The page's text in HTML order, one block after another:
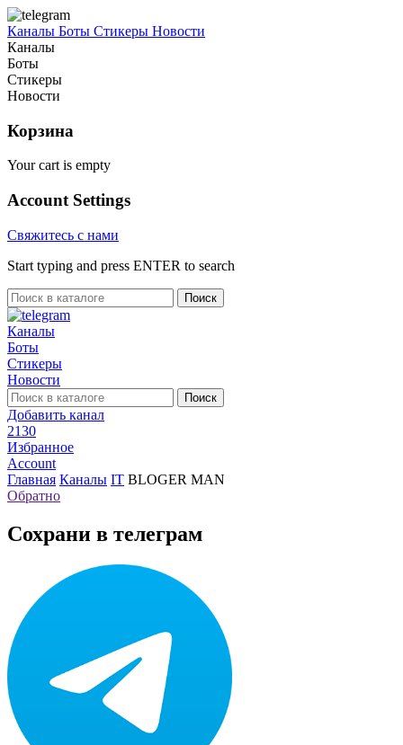
Каналы Боты Стикеры Новости
Каналы
Боты
Стикеры
Новости
Корзина
Your cart is empty
Account Settings
Свяжитесь с нами
Start typing and press ENTER to search
Поиск
Каналы
Боты
Стикеры
Новости
Поиск
Добавить канал
2130
Избранное
Account
Главная Каналы IT BLOGER MAN
Обратно
Сохрани в телеграм